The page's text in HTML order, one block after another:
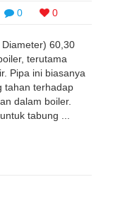
0 0
60,30
terutama
Pipa ini biasanya
tahan terhadap
dalam boiler.
tabung ...